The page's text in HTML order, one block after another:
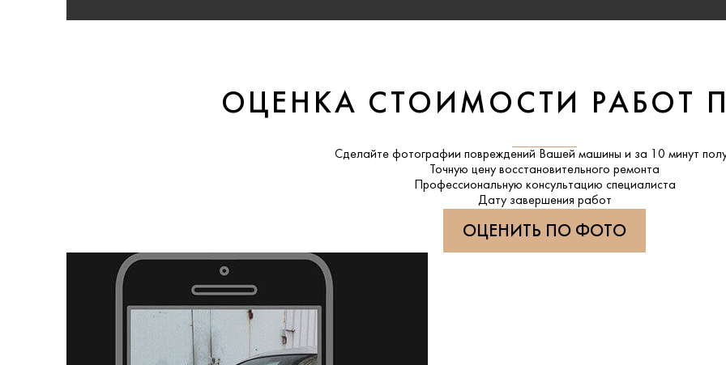
ОЦЕНКА СТОИМОСТИ РАБОТ
Сделайте фотографии повреждений Вашей машины и за 10 минут
Точную цену восстановительного ремонта
Профессиональную консультацию специалиста
Дату завершения работ
ОЦЕНИТЬ ПО ФОТО